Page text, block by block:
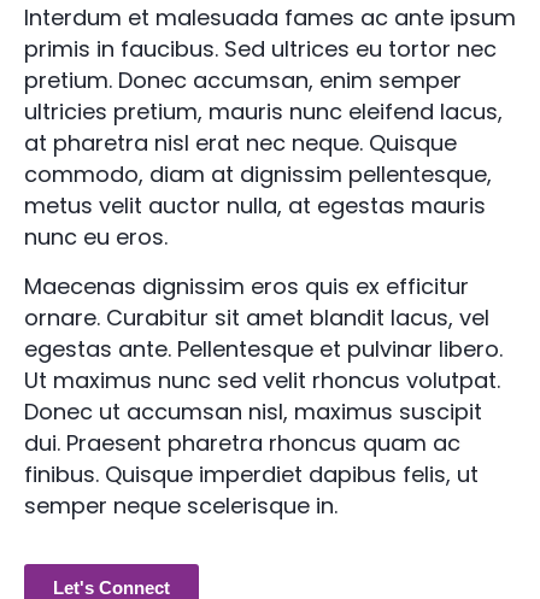
Interdum et malesuada fames ac ante ipsum
primis in faucibus. Sed ultrices eu tortor nec
pretium. Donec accumsan, enim semper
ultricies pretium, mauris nunc eleifend lacus,
at pharetra nisl erat nec neque. Quisque
commodo, diam at dignissim pellentesque,
metus velit auctor nulla, at egestas mauris
nunc eu eros.
Maecenas dignissim eros quis ex efficitur
ornare. Curabitur sit amet blandit lacus, vel
egestas ante. Pellentesque et pulvinar libero.
Ut maximus nunc sed velit rhoncus volutpat.
Donec ut accumsan nisl, maximus suscipit
dui. Praesent pharetra rhoncus quam ac
finibus. Quisque imperdiet dapibus felis, ut
semper neque scelerisque in.
Let's Connect